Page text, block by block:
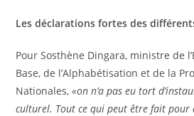
Les déclarations fortes des
Pour Sosthène Dingara, ministre de
Base, de l’Alphabétisation et de la
Nationales,«on n’a pas eu tort
culturel. Tout ce qui peut être fait pour